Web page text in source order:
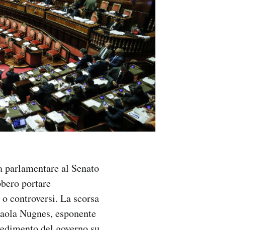
al Senato
portare
controversi. La scorsa
Nugnes, esponente